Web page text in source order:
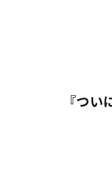
『つい